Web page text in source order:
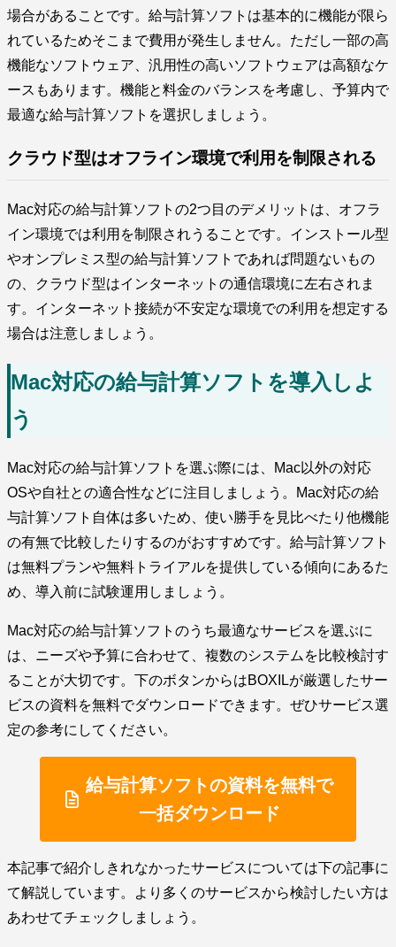
場合があることです。給与計算ソフトは基本的に機能が限ら
れているためそこまで費用が発生しません。ただし一部の高
機能なソフトウェア、汎用性の高いソフトウェアは高額なケ
ースもあります。機能と料金のバランスを考慮し、予算内で
最適な給与計算ソフトを選択しましょう。
クラウド型はオフライン環境で利用を制限される
Mac対応の給与計算ソフトの2つ目のデメリットは、オフラ
イン環境では利用を制限されうることです。インストール型
やオンプレミス型の給与計算ソフトであれば問題ないもの
の、クラウド型はインターネットの通信環境に左右されま
す。インターネット接続が不安定な環境での利用を想定する
場合は注意しましょう。
Mac対応の給与計算ソフトを導入しよ
う
Mac対応の給与計算ソフトを選ぶ際には、Mac以外の対応
OSや自社との適合性などに注目しましょう。Mac対応の給
与計算ソフト自体は多いため、使い勝手を見比べたり他機能
の有無で比較したりするのがおすすめです。給与計算ソフト
は無料プランや無料トライアルを提供している傾向にあるた
め、導入前に試験運用しましょう。
Mac対応の給与計算ソフトのうち最適なサービスを選ぶに
は、ニーズや予算に合わせて、複数のシステムを比較検討す
ることが大切です。下のボタンからはBOXILが厳選したサー
ビスの資料を無料でダウンロードできます。ぜひサービス選
定の参考にしてください。
給与計算ソフトの資料を無料で
一括ダウンロード
本記事で紹介しきれなかったサービスについては下の記事に
て解説しています。より多くのサービスから検討したい方は
あわせてチェックしましょう。